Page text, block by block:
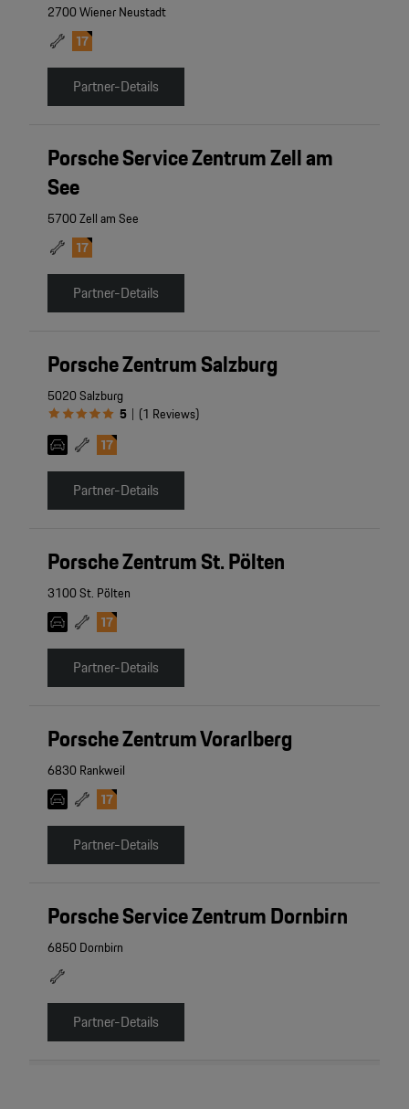
2700 Wiener Neustadt
Partner-Details
Porsche Service Zentrum Zell am
See
5700 Zell am See
Partner-Details
Porsche Zentrum Salzburg
5020 Salzburg
5 | (1 Reviews)
Partner-Details
Porsche Zentrum St. Pölten
3100 St. Pölten
Partner-Details
Porsche Zentrum Vorarlberg
6830 Rankweil
Partner-Details
Porsche Service Zentrum Dornbirn
6850 Dornbirn
Partner-Details
2